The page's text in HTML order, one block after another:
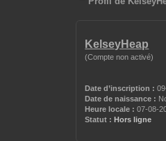
KelseyHeap
(Compte non activé)
Date d’inscription :
Date de naissance :
Heure locale : 07-08-
Statut : Hors ligne